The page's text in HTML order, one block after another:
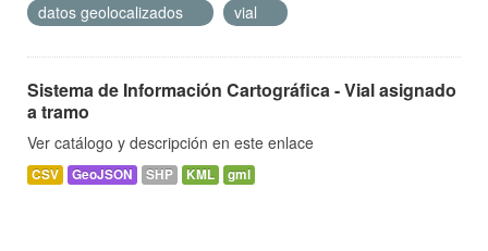
datos geolocalizados
vial
Sistema de Información Cartográfica - Vial asignado
a tramo
Ver catálogo y descripción en este enlace
CSV GeoJSON SHP KML gml